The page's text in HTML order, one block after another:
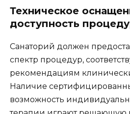
Техническое
доступность
Санаторий должен
спектр процедур,
рекомендациям
Наличие
возможность